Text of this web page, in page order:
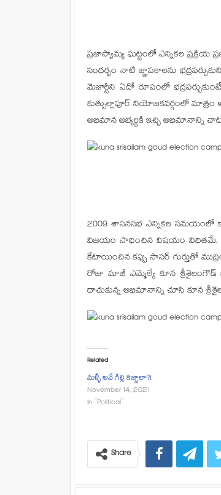
ప్రజాస్వామ్య ఘట్టంలో ఎన్నికల ప్రక్రియ
సందర్భం నాటి జ్ఞాపకాలను
మెజార్టీని ఏదో రూపంలో
కుత్బుల్లాపూర్ నియోజకవర్గంలో మాత్రం
అభిమాన అభ్యర్థికి ఇచ్చి అభిమానాన్ని
2009 శాసనసభ ఎన్నికల సమయంలో
విజయం సాధించిన విషయం విధితమే.
కేటాయించిన కప్పు సాసర్ గుర్తుతో
రోజు మాజీ ఎమ్మెల్యే కూన
దాచుకున్న అభిమానాన్ని చూసి కూన
Related
మళ్ళీ అవే గిల్లి కజ్జాలా?!
November 14, 2021
In "Political"
Share